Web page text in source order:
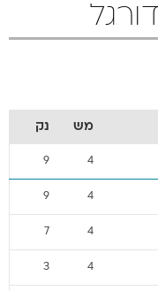
מש נק
4
9
4
9
4
7
4
3